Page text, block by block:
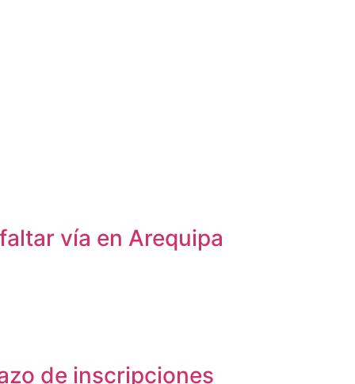
vía en Arequipa
de inscripciones